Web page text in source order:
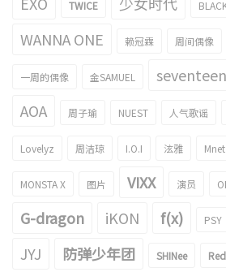
TWICE
WANNA ONE 赖冠霖 周间偶像
一周的偶像 金SAMUEL seventeen
AOA 周子瑜 NUEST 人气歌谣
Lovelyz 周洁琼 I.O.I 泫雅 Mnet
MONSTA X 图片 VIXX 演员
G-dragon iKON f(x) PSY
JYJ 防弹少年团 SHINee